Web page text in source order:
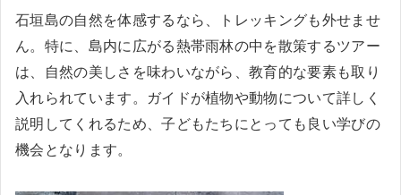
石垣島の自然を体感するなら、トレッキングも外せませ
ん。特に、島内に広がる熱帯雨林の中を散策するツアー
は、自然の美しさを味わいながら、教育的な要素も取り
入れられています。ガイドが植物や動物について詳しく
説明してくれるため、子どもたちにとっても良い学びの
機会となります。